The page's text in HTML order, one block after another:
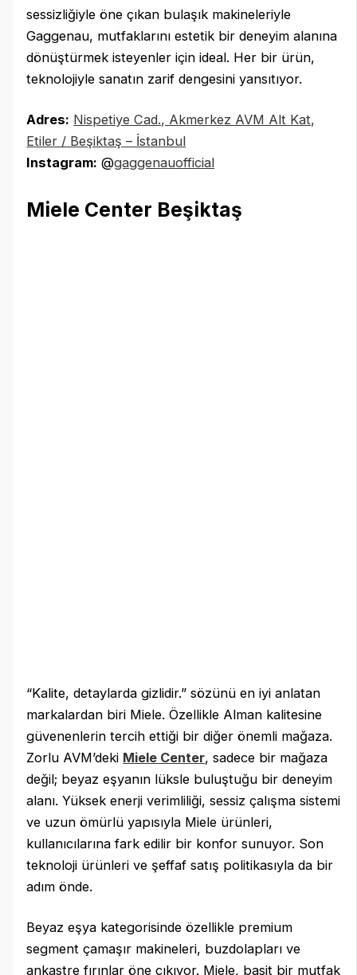
sessizliğiyle öne çıkan bulaşık makineleriyle
Gaggenau, mutfaklarını estetik bir deneyim alanına
dönüştürmek isteyenler için ideal. Her bir ürün,
teknolojiyle sanatın zarif dengesini yansıtıyor.
Adres: Nispetiye Cad., Akmerkez AVM Alt Kat,
Etiler / Beşiktaş – İstanbul
Instagram: @gaggenauofficial
Miele Center Beşiktaş
“Kalite, detaylarda gizlidir.” sözünü en iyi anlatan
markalardan biri Miele. Özellikle Alman kalitesine
güvenenlerin tercih ettiği bir diğer önemli mağaza.
Zorlu AVM’deki Miele Center, sadece bir mağaza
değil; beyaz eşyanın lüksle buluştuğu bir deneyim
alanı. Yüksek enerji verimliliği, sessiz çalışma sistemi
ve uzun ömürlü yapısıyla Miele ürünleri,
kullanıcılarına fark edilir bir konfor sunuyor. Son
teknoloji ürünleri ve şeffaf satış politikasıyla da bir
adım önde.
Beyaz eşya kategorisinde özellikle premium
segment çamaşır makineleri, buzdolapları ve
ankastre fırınlar öne çıkıyor. Miele, basit bir mutfak